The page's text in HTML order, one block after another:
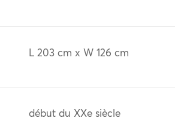
L 203 cm x W 126 cm
début du XXe siècle